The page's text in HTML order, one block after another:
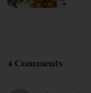
4 Comments